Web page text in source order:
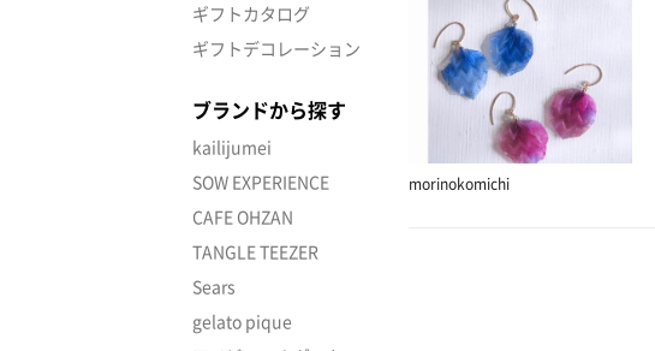
ギフトカタログ
ギフトデコレーション
ブランドから探す
kailijumei
SOW EXPERIENCE
CAFE OHZAN
TANGLE TEEZER
Sears
gelato pique
morinokomichi